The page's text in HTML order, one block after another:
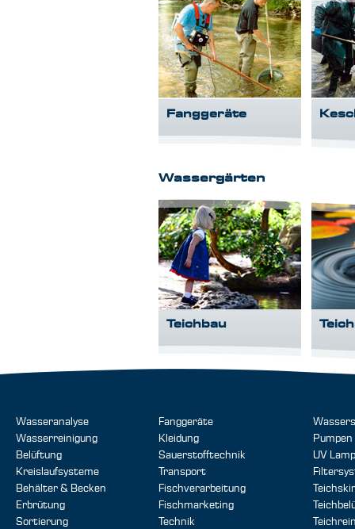
Fanggeräte
Wassergärten
Teichbau
Wasseranalyse
Wasserreinigung
Belüftung
Kreislaufsysteme
Behälter & Becken
Erbrütung
Sortierung
Fanggeräte
Kleidung
Sauerstofftechnik
Transport
Fischverarbeitung
Fischmarketing
Technik
Pumpen
UV